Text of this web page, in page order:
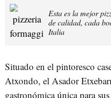
Esta es la mejor
de calidad, cada
Italia
Situado en el pintoresco
Atxondo, el Asador
gastronómica única para sus